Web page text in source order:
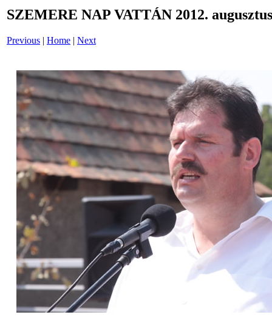
SZEMERE NAP VATTÁN 2012.
Previous | Home | Next